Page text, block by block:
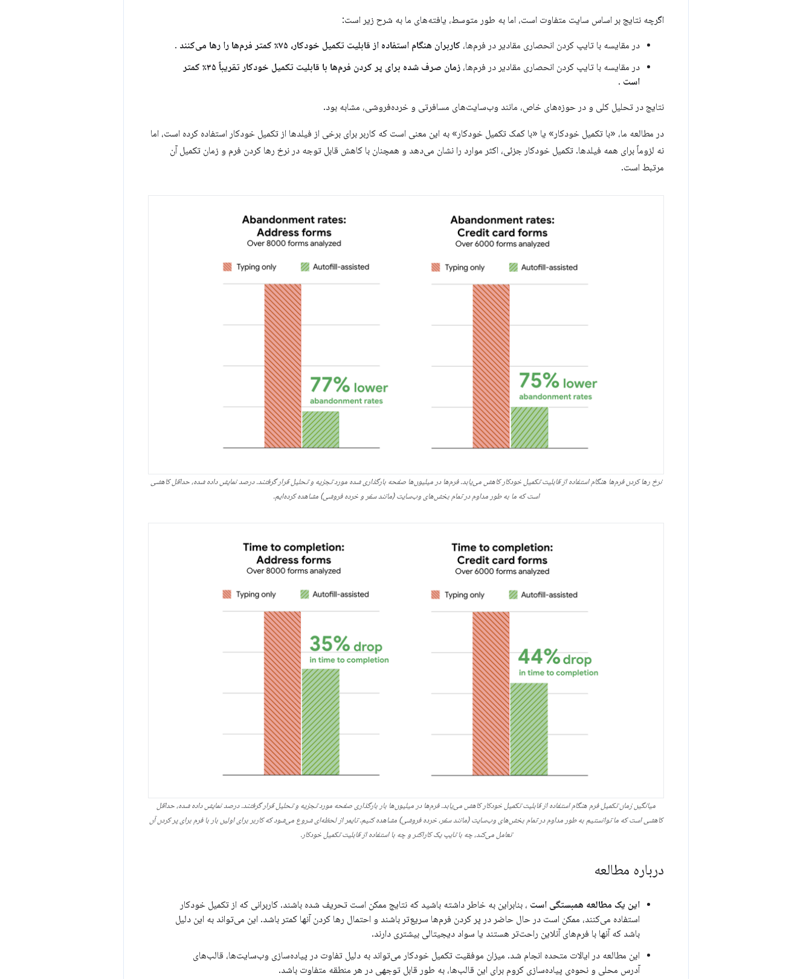
اگرچه نتایج بر اساس سایت متفاوت است، اما به طور متوسط، یافته‌های ما به شرح زیر است:
در مقایسه با تایپ کردن انحصاری مقادیر در فرم‌ها، کاربران هنگام استفاده از قابلیت تکمیل خودکار، ۷۵٪ کمتر فرم‌ها را رها می‌کنند
.
در مقایسه با تایپ کردن انحصاری مقادیر در فرم‌ها،
زمان صرف شده برای پر کردن فرم‌ها با قابلیت تکمیل خودکار تقریباً ۳۵٪ کمتر
است .
نتایج در تحلیل کلی و در حوزه‌های خاص، مانند وب‌سایت‌های مسافرتی و خرده‌فروشی، مشابه بود.
در مطالعه ما، «با تکمیل خودکار» یا «با کمک تکمیل خودکار» به این معنی است که کاربر برای برخی از فیلدها از تکمیل خودکار استفاده کرده است، اما
نه لزوماً برای همه فیلدها. تکمیل خودکار جزئی، اکثر موارد را نشان می‌دهد و همچنان با کاهش قابل توجه در نرخ رها کردن فرم و زمان تکمیل آن
مرتبط است.
نرخ رها کردن فرم‌ها هنگام استفاده از قابلیت تکمیل خودکار کاهش می‌یابد. فرم‌ها در میلیون‌ها صفحه بارگذاری شده مورد تجزیه و تحلیل قرار گرفتند. درصد نمایش داده شده، حداقل کاهشی
است که ما به طور مداوم در تمام بخش‌های وب‌سایت (مانند سفر و خرده فروشی) مشاهده کرده‌ایم.
میانگین زمان تکمیل فرم هنگام استفاده از قابلیت تکمیل خودکار کاهش می‌یابد. فرم‌ها در میلیون‌ها بار بارگذاری صفحه مورد تجزیه و تحلیل قرار گرفتند. درصد نمایش داده شده، حداقل
کاهشی است که ما توانستیم به طور مداوم در تمام بخش‌های وب‌سایت (مانند سفر، خرده فروشی) مشاهده کنیم. تایمر از لحظه‌ای شروع می‌شود که کاربر برای اولین بار با فرم برای پر کردن آن
تعامل می‌کند، چه با تایپ یک کاراکتر و چه با استفاده از قابلیت تکمیل خودکار.
درباره مطالعه
این یک مطالعه همبستگی است ، بنابراین به خاطر داشته باشید که نتایج ممکن است تحریف شده باشند. کاربرانی که از تکمیل خودکار
استفاده می‌کنند، ممکن است در حال حاضر در پر کردن فرم‌ها سریع‌تر باشند و احتمال رها کردن آنها کمتر باشد. این می‌تواند به این دلیل
باشد که آنها با فرم‌های آنلاین راحت‌تر هستند یا سواد دیجیتالی بیشتری دارند.
این مطالعه در ایالات متحده انجام شد. میزان موفقیت تکمیل خودکار می‌تواند به دلیل تفاوت در پیاده‌سازی وب‌سایت‌ها، قالب‌های
آدرس محلی و نحوه‌ی پیاده‌سازی کروم برای این قالب‌ها، به طور قابل توجهی در هر منطقه متفاوت باشد.